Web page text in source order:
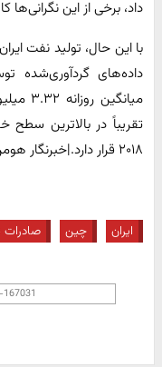
داد، برخی از این
با این حال، تولید نفت
داده‌های گردآوری‌شده
تقریباً در بالاترین سطح
۲۰۱۸ قرار دارد.|خبرنگار هومن سلیمیان
ایران چین